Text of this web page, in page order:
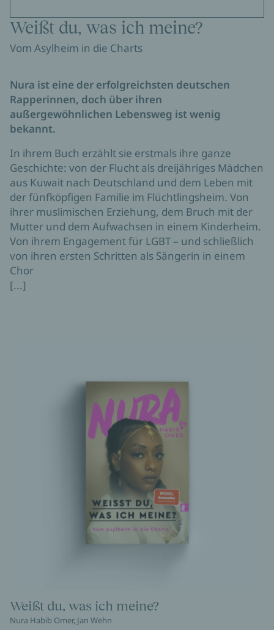
Weißt du, was ich meine?
Vom Asylheim in die Charts
Nura ist eine der erfolgreichsten deutschen
Rapperinnen, doch über ihren
außergewöhnlichen Lebensweg ist wenig
bekannt.
In ihrem Buch erzählt sie erstmals ihre ganze
Geschichte: von der Flucht als dreijähriges Mädchen
aus Kuwait nach Deutschland und dem Leben mit
der fünfköpfigen Familie im Flüchtlingsheim. Von
ihrer muslimischen Erziehung, dem Bruch mit der
Mutter und dem Aufwachsen in einem Kinderheim.
Von ihrem Engagement für LGBT – und schließlich
von ihren ersten Schritten als Sängerin in einem
Chor
[...]
Weißt du, was ich meine?
Nura Habib Omer, Jan Wehn